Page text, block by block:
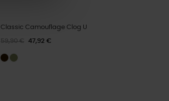
Classic Camouflage Clog U
59,90 € 47,92 €